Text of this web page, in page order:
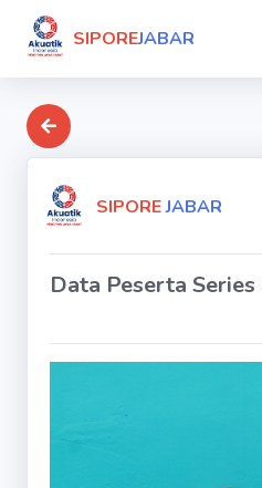
SIPOREJABAR
SIPOREJABAR
Data Peserta